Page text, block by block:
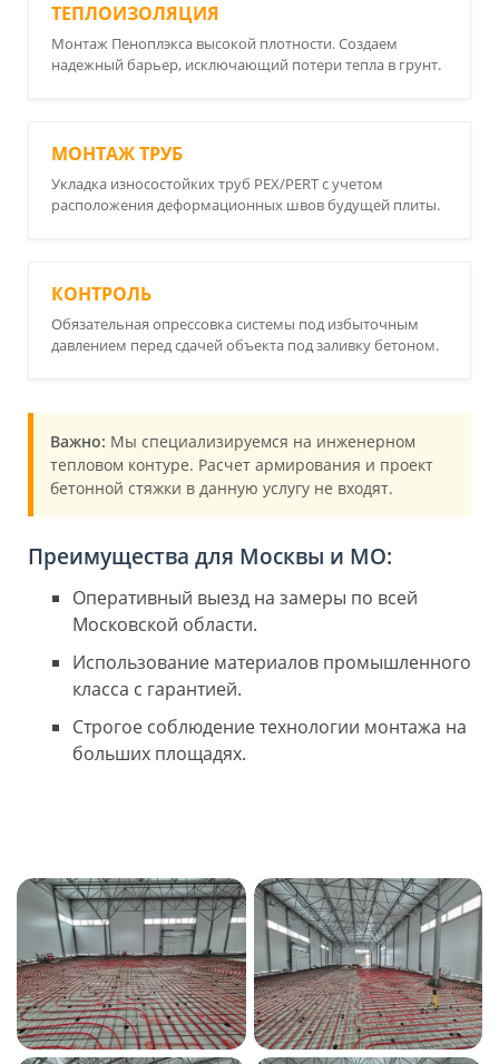
ТЕПЛОИЗОЛЯЦИЯ
Монтаж Пеноплэкса высокой плотности. Создаем
надежный барьер, исключающий потери тепла в грунт.
МОНТАЖ ТРУБ
Укладка износостойких труб PEX/PERT с учетом
расположения деформационных швов будущей плиты.
КОНТРОЛЬ
Обязательная опрессовка системы под избыточным
давлением перед сдачей объекта под заливку бетоном.
Важно: Мы специализируемся на инженерном
тепловом контуре. Расчет армирования и проект
бетонной стяжки в данную услугу не входят.
Преимущества для Москвы и МО:
Оперативный выезд на замеры по всей
Московской области.
Использование материалов промышленного
класса с гарантией.
Строгое соблюдение технологии монтажа на
больших площадях.